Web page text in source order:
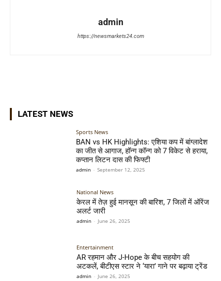
admin
https://newsmarkets24.com
LATEST NEWS
Sports News
BAN vs HK Highlights: एशिया कप में बांग्लादेश
का जीत से आगाज, हॉन्ग कॉन्ग को 7 विकेट से हराया,
कप्तान लिटन दास की फिफ्टी
admin - September 12, 2025
National News
केरल में तेज़ हुई मानसून की बारिश, 7 जिलों में ऑरेंज
अलर्ट जारी
admin - June 26, 2025
Entertainment
AR रहमान और J-Hope के बीच सहयोग की
अटकलें, बीटीएस स्टार ने ‘यारा’ गाने पर बढ़ाया ट्रेंड
admin - June 26, 2025